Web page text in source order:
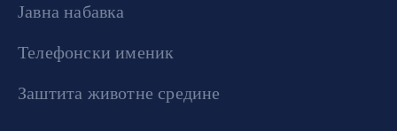
Јавна набавка
Телефонски именик
Заштита животне средине